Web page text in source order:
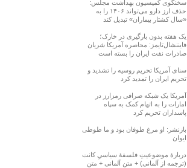
سخنگوی کمیسیون بهداشت مجلس:
حذف ارز دارو می‌تواند ۱۴۰۶ را به
«سال کشتار بیماران» تبدیل کند
یک هفته بدون بارگیری در خارک؛
فایننشال‌تایمز: محاصره آمریکا شریان
صادرات نفت ایران را بسته است
سنای آمریکا تحریم روسیه را تشدید و
تحریم ایران را تمدید کرد
آمریکا یک شبکه صرافی رمزارز در
امارات را به اتهام کمک به سپاه
پاسداران تحریم کرد
بازنشر: او مرغ طوفان بود و ما طوطی
ایوان
دربارهٔ موضوعیتِ فلسفهٔ سیاسیِ کانت
(ترجمه از آلمانی) + متن آلمانی + متن